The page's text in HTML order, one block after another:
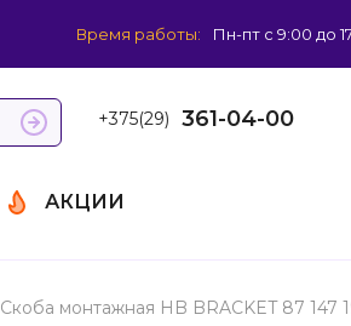
Время работы: Пн-пт с 9:00 до
+375(29) 361-04-00
АКЦИИ
Скоба монтажная HB BRACKET 87 147